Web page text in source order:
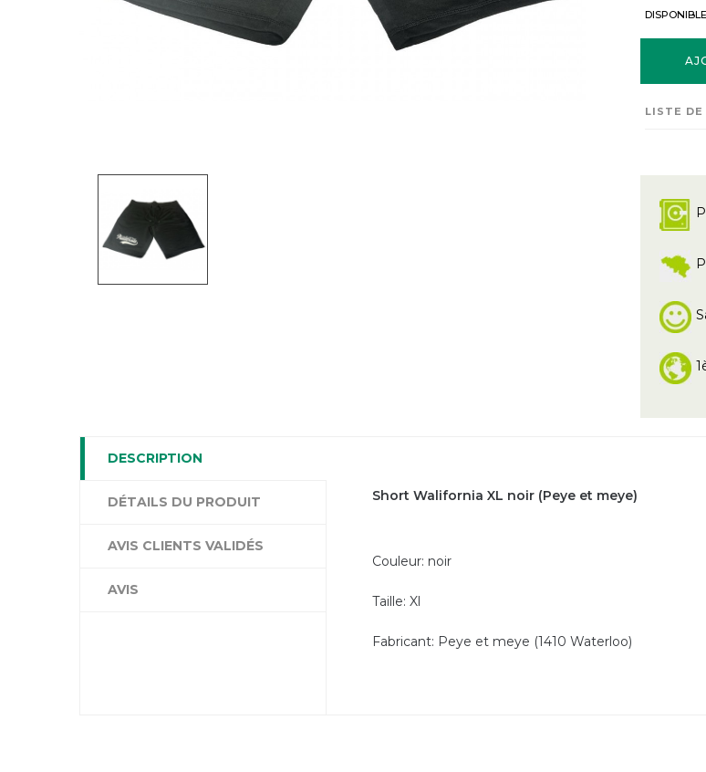
DISPONIBLE
LISTE DE
DESCRIPTION
DÉTAILS DU PRODUIT
AVIS CLIENTS VALIDÉS
AVIS
Short Walifornia XL noir (Peye et meye)
Couleur: noir
Taille: Xl
Fabricant: Peye et meye (1410 Waterloo)